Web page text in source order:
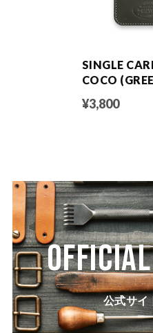
SINGLE
COCO
¥3,800
公式サイ